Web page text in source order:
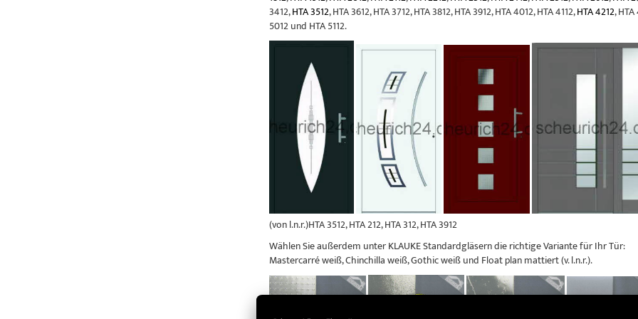
3412,HTA 3512, HTA 3612, HTA 3712, HTA 3812, HTA 3912, HTA 4012, HTA 4112,HTA 4212,
5012 und HTA 5112.
(von l.n.r.)HTA 3512, HTA 212, HTA 312, HTA 3912
Wählen Sie außerdem unter KLAUKE Standardgläsern die richtige Variante für Ihr Tür:
Mastercarré weiß, Chinchilla weiß, Gothic weiß und Float plan mattiert (v. l.n.r.).